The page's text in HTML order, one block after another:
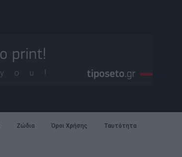
Ζώδια Όροι Χρήσης Ταυτότητα